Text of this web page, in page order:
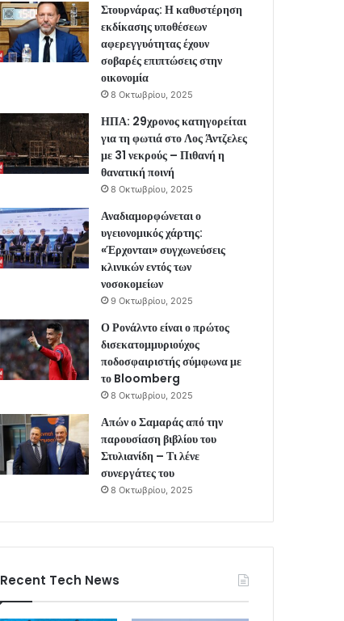
Στουρνάρας: Η καθυστέρηση
εκδίκασης υποθέσεων
αφερεγγυότητας έχουν
σοβαρές επιπτώσεις στην
οικονομία
8 Οκτωβρίου, 2025
ΗΠΑ: 29χρονος κατηγορείται
για τη φωτιά στο Λος Άντζελες
με 31 νεκρούς – Πιθανή η
θανατική ποινή
8 Οκτωβρίου, 2025
Αναδιαμορφώνεται ο
υγειονομικός χάρτης:
«Έρχονται» συγχωνεύσεις
κλινικών εντός των
νοσοκομείων
9 Οκτωβρίου, 2025
Ο Ρονάλντο είναι ο πρώτος
δισεκατομμυριούχος
ποδοσφαιριστής σύμφωνα με
το Bloomberg
8 Οκτωβρίου, 2025
Απών ο Σαμαράς από την
παρουσίαση βιβλίου του
Στυλιανίδη – Τι λένε
συνεργάτες του
8 Οκτωβρίου, 2025
Recent Tech News